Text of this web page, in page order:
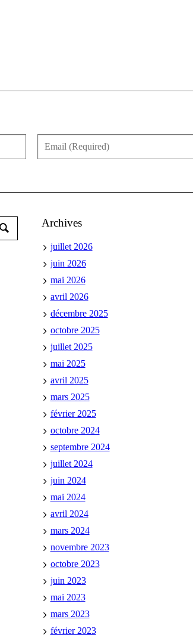
Archives
juillet 2026
juin 2026
mai 2026
avril 2026
décembre 2025
octobre 2025
juillet 2025
mai 2025
avril 2025
mars 2025
février 2025
octobre 2024
septembre 2024
juillet 2024
juin 2024
mai 2024
avril 2024
mars 2024
novembre 2023
octobre 2023
juin 2023
mai 2023
mars 2023
février 2023